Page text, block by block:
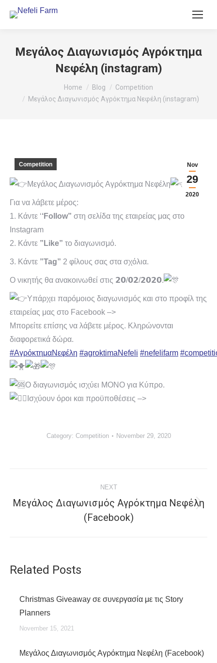
Μεγάλος Διαγωνισμός Αγρόκτημα
Νεφέλη (instagram)
Home Blog
Competition
Μεγάλος Διαγωνισμός Αγρόκτημα Νεφέλη (instagram)
Nov
29
2020
Competition
Μεγάλος Διαγωνισμός Αγρόκτημα Νεφέλη
Για να λάβετε μέρος:
1. Κάντε ‘‘Follow” στη σελίδα της εταιρείας μας στο
Instagram
2. Κάντε ”Like” το διαγωνισμό.
3. Κάντε ”Tag” 2 φίλους σας στα σχόλια.
Ο νικητής θα ανακοινωθεί στις 𝟮𝟬/𝟬𝟮/𝟮𝟬𝟮𝟬.
Υπάρχει παρόμοιος διαγωνισμός και στο προφίλ της
εταιρείας μας στο Facebook –>
Μπορείτε επίσης να λάβετε μέρος. Κληρώνονται
διαφορετικά δώρα.
#ΑγρόκτημαΝεφέλη #agroktimaNefeli #nefelifarm
Ο διαγωνισμός ισχύει ΜΟΝΟ για Κύπρο.
Ισχύουν όροι και προϋποθέσεις –>
Category: Competition November 29, 2020
navigation
NEXT
Next
post:
Μεγάλος Διαγωνισμός Αγρόκτημα Νεφέλη
(Facebook)
Related Posts
Christmas Giveaway σε συνεργασία με τις Story
Planners
November 15, 2021
Μεγάλος Διαγωνισμός Αγρόκτημα Νεφέλη (Facebook)